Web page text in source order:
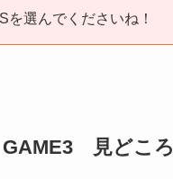
選んでくださいね！
見どころ